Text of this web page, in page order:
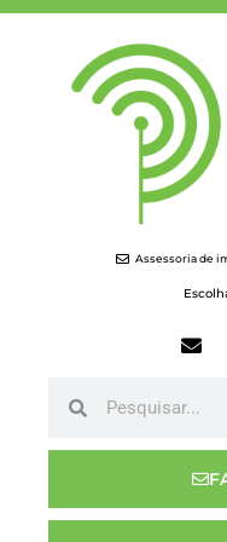
Assessoria de